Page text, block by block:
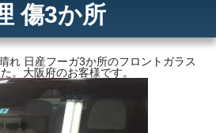
メリット
ご利用の流れ
価格
傷3か所
れ 日産フーガ3か所のフロントガラス
。大阪府のお客様です。